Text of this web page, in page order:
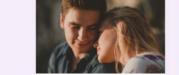
est
compagnon
de
jean-
jacques